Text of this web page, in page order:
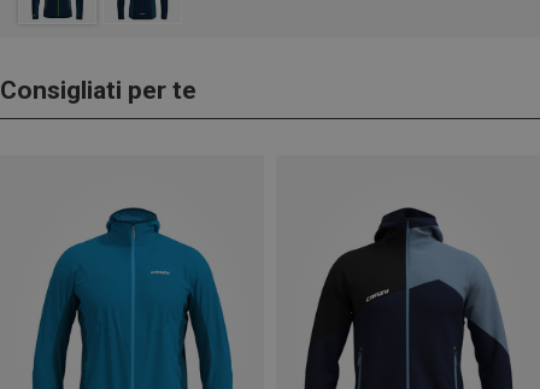
Consigliati per te